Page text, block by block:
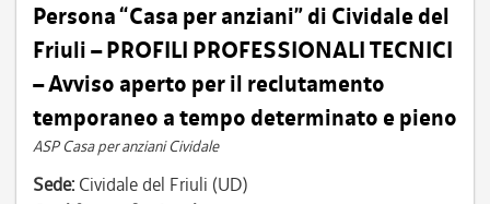
Persona “Casa per anziani” di Cividale del
Friuli – PROFILI PROFESSIONALI TECNICI
– Avviso aperto per il reclutamento
temporaneo a tempo determinato e pieno
ASP Casa per anziani Cividale
Sede: Cividale del Friuli (UD)